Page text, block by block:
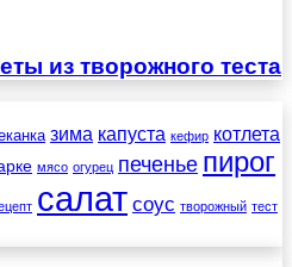
из творожного теста
зима капуста кефир котлета
мясо огурец печенье пирог
салат соус творожный тест